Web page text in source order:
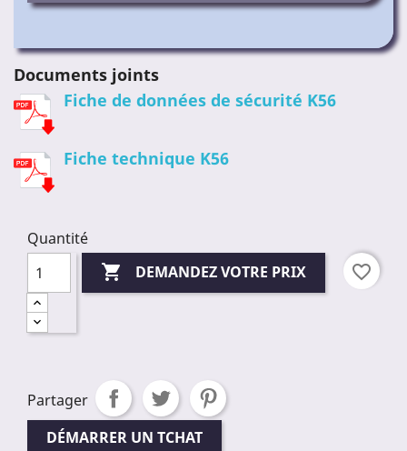
Documents joints
Fiche de données de sécurité K56
Fiche technique K56
Quantité
 DEMANDEZ VOTRE PRIX favorite_border
Partager
DÉMARRER UN TCHAT